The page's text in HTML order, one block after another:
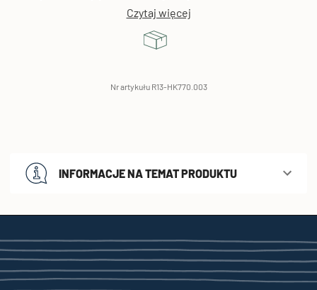
Czytaj więcej
Nr artykułu R13-HK770.003
INFORMACJE NA TEMAT PRODUKTU